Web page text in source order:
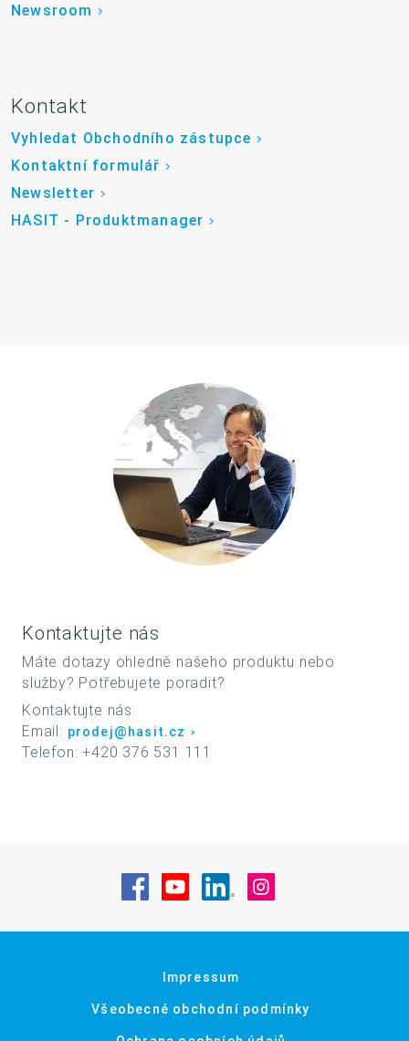
Newsroom
Kontakt
Vyhledat Obchodního zástupce
Kontaktní formulář
Newsletter
HASIT - Produktmanager
Kontaktujte nás
Máte dotazy ohledně našeho produktu nebo
služby? Potřebujete poradit?
Kontaktujte nás:
Email: prodej@hasit.cz
Telefon: +420 376 531 111
Navštivte nás na Facebook
Navštivte nás na YouTube
Navštivte nás na
Impressum
Všeobecné obchodní podmínky